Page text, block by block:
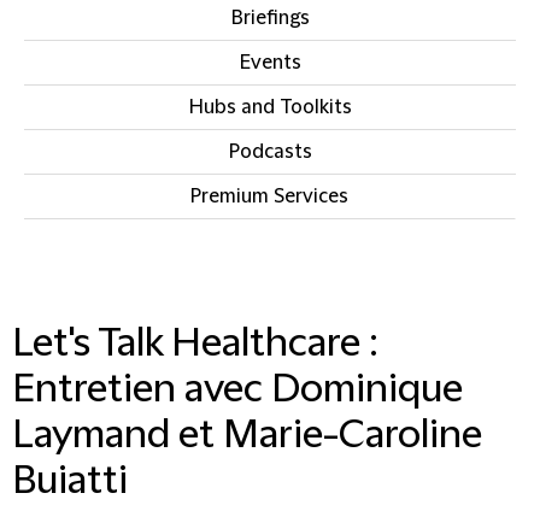
Briefings
Events
Hubs and Toolkits
Podcasts
Premium Services
Let's Talk Healthcare :
Entretien avec Dominique
Laymand et Marie-Caroline
Buiatti